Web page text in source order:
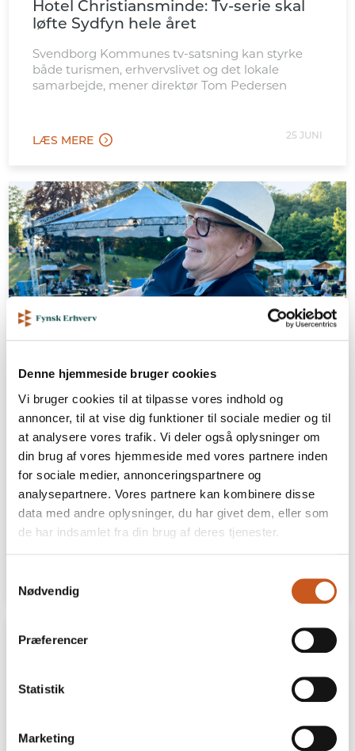
Denne hjemmeside bruger cookies
Vi bruger cookies til at tilpasse vores indhold og
annoncer, til at vise dig funktioner til sociale medier og til
at analysere vores trafik. Vi deler også oplysninger om
din brug af vores hjemmeside med vores partnere inden
for sociale medier, annonceringspartnere og
analysepartnere. Vores partnere kan kombinere disse
data med andre oplysninger, du har givet dem, eller som
de har indsamlet fra din brug af deres tjenester.
Nødvendig
Præferencer
Statistik
Marketing
Hotel Christiansminde: Tv-serie skal
løfte Sydfyn hele året
Svendborg Kommunes tv-satsning kan styrke
både turismen, erhvervslivet og det lokale
samarbejde, mener direktør Tom Pedersen
LÆS MERE 25 JUNI
Egeskov slot
Egeskov-direktør: Vi skal give
gæsterne nye grunde til at komme
Henrik Neelmeyer ser et Fyn med fuld gang i
idebanken. Nære naturoplevelser, glamping og
store events skal være med til at udvikle
oplevelsesøkonomien på øen.